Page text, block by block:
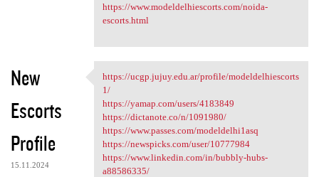
https://www.modeldelhiescorts.com/noida-
escorts.html
New
Escorts
Profile
15.11.2024
https://ucgp.jujuy.edu.ar
https://ucgp.jujuy.edu.ar/profile/modeldelhiescorts
1/
https://yamap.com/users/4183849
https://dictanote.co/n/1091980/
https://www.passes.com/modeldelhi1asq
https://newspicks.com/user/10777984
https://www.linkedin.com/in/bubbly-hubs-
a88586335/